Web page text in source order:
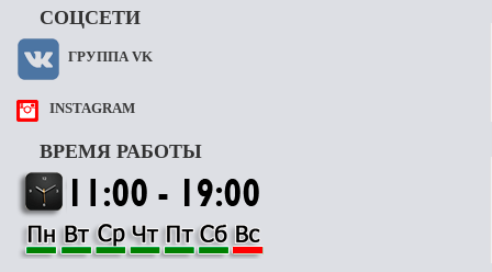
СОЦСЕТИ
ГРУППА VK
INSTAGRAM
ВРЕМЯ РАБОТЫ